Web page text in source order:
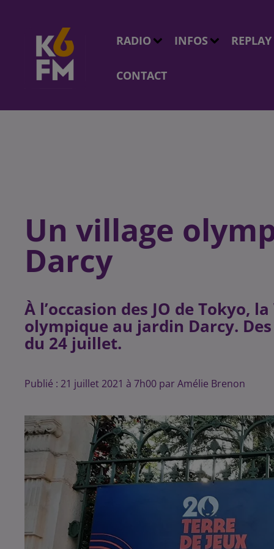
RADIO INFOS REPLAY
CONTACT
Un village
Darcy
À l’occasion des JO de Tokyo,
olympique au jardin Darcy.
du 24 juillet.
Publié : 21 juillet 2021 à 7h00 par Amélie Brenon